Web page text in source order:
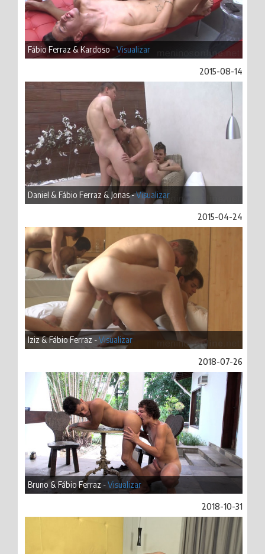
Fábio Ferraz & Kardoso -Visualizar
2015-08-14
Daniel & Fábio Ferraz & Jonas -Visualizar
2015-04-24
Iziz & Fábio Ferraz -Visualizar
2018-07-26
Bruno & Fábio Ferraz -Visualizar
2018-10-31